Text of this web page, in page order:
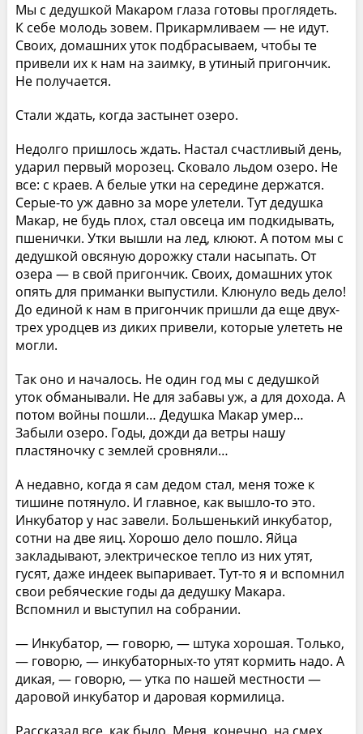
Мы с дедушкой Макаром глаза готовы проглядеть.
К себе молодь зовем. Прикармливаем — не идут.
Своих, домашних уток подбрасываем, чтобы те
привели их к нам на заимку, в утиный пригончик.
Не получается.
Стали ждать, когда застынет озеро.
Недолго пришлось ждать. Настал счастливый день,
ударил первый морозец. Сковало льдом озеро. Не
все: с краев. А белые утки на середине держатся.
Серые-то уж давно за море улетели. Тут дедушка
Макар, не будь плох, стал овсеца им подкидывать,
пшенички. Утки вышли на лед, клюют. А потом мы с
дедушкой овсяную дорожку стали насыпать. От
озера — в свой пригончик. Своих, домашних уток
опять для приманки выпустили. Клюнуло ведь дело!
До единой к нам в пригончик пришли да еще двух-
трех уродцев из диких привели, которые улететь не
могли.
Так оно и началось. Не один год мы с дедушкой
уток обманывали. Не для забавы уж, а для дохода. А
потом войны пошли… Дедушка Макар умер…
Забыли озеро. Годы, дожди да ветры нашу
пластяночку с землей сровняли…
А недавно, когда я сам дедом стал, меня тоже к
тишине потянуло. И главное, как вышло-то это.
Инкубатор у нас завели. Большенький инкубатор,
сотни на две яиц. Хорошо дело пошло. Яйца
закладывают, электрическое тепло из них утят,
гусят, даже индеек выпаривает. Тут-то я и вспомнил
свои ребяческие годы да дедушку Макара.
Вспомнил и выступил на собрании.
— Инкубатор, — говорю, — штука хорошая. Только,
— говорю, — инкубаторных-то утят кормить надо. А
дикая, — говорю, — утка по нашей местности —
даровой инкубатор и даровая кормилица.